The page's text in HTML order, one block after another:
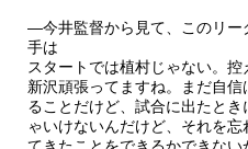
―今井監督から見て、このリー
手は
スタートでは植村じゃない。控
新沢頑張ってますね。まだ自
ることだけど、試合に出たと
ゃいけないんだけど、それを
てきたことをできるかできない